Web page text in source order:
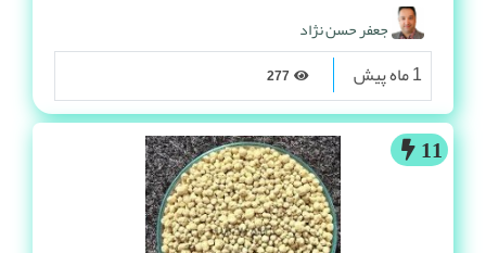
جعفر حسن نژاد
1 ماه پیش
11